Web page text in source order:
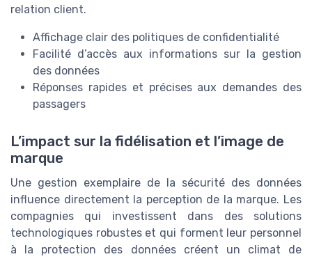
relation client.
Affichage clair des politiques de confidentialité
Facilité d’accès aux informations sur la gestion
des données
Réponses rapides et précises aux demandes des
passagers
L’impact sur la fidélisation et l’image de
marque
Une gestion exemplaire de la sécurité des données
influence directement la perception de la marque. Les
compagnies qui investissent dans des solutions
technologiques robustes et qui forment leur personnel
à la protection des données créent un climat de